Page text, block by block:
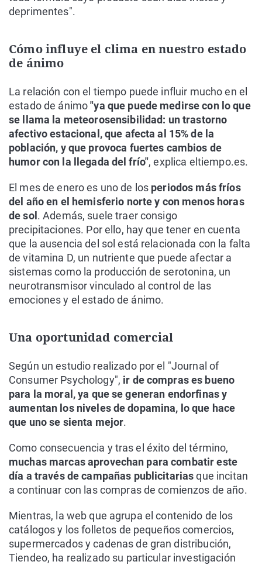
deprimentes".
Cómo influye el clima en nuestro estado
de ánimo
La relación con el tiempo puede influir mucho en el
estado de ánimo"ya que puede medirse con lo que
se llama la meteorosensibilidad: un trastorno
afectivo estacional, que afecta al 15% de la
población, y que provoca fuertes cambios de
humor con la llegada del frío", explica eltiempo.es.
El mes de enero es uno de los periodos más fríos
del año en el hemisferio norte y con menos horas
de sol . Además, suele traer consigo
precipitaciones. Por ello, hay que tener en cuenta
que la ausencia del sol está relacionada con la falta
de vitamina D, un nutriente que puede afectar a
sistemas como la producción de serotonina, un
neurotransmisor vinculado al control de las
emociones y el estado de ánimo.
Una oportunidad comercial
Según un estudio realizado por el "Journal of
Consumer Psychology", ir de compras es bueno
para la moral, ya que se generan endorfinas y
aumentan los niveles de dopamina, lo que hace
que uno se sienta mejor.
Como consecuencia y tras el éxito del término,
muchas marcas aprovechan para combatir este
día a través de campañas publicitariasque incitan
a continuar con las compras de comienzos de año.
Mientras, la web que agrupa el contenido de los
catálogos y los folletos de pequeños comercios,
supermercados y cadenas de gran distribución,
Tiendeo, ha realizado su particular investigación